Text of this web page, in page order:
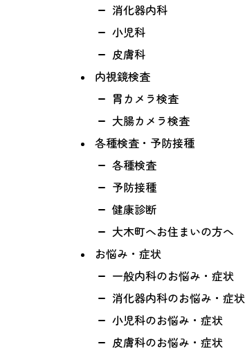
消化器内科
小児科
皮膚科
内視鏡検査
胃カメラ検査
大腸カメラ検査
各種検査・予防接種
各種検査
予防接種
健康診断
大木町へお住まいの方へ
お悩み・症状
一般内科のお悩み・症状
消化器内科のお悩み・症状
小児科のお悩み・症状
皮膚科のお悩み・症状